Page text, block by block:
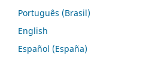
Português (Brasil)
English
Español (España)